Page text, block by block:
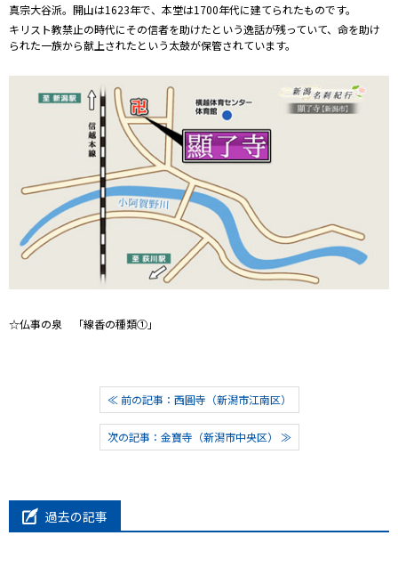
ショッピング
会社概要・ビジョン
お問い合わせ
真宗大谷派。開山は1623年で、本堂は1700年代に建てられたものです。
キリスト教禁止の時代にその信者を助けたという逸話が残っていて、命を助け
られた一族から献上されたという太鼓が保管されています。
☆仏事の泉 「線香の種類①」
≪ 前の記事：西圓寺（新潟市江南区）
次の記事：金寶寺（新潟市中央区） ≫
過去の記事